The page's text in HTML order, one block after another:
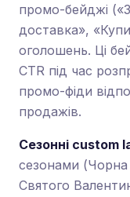
промо-бейджі
доставка»,
оголошень. Ці
CTR під час
промо-фіди
продажів.
Сезонні custom
сезонами (Чорна
Святого